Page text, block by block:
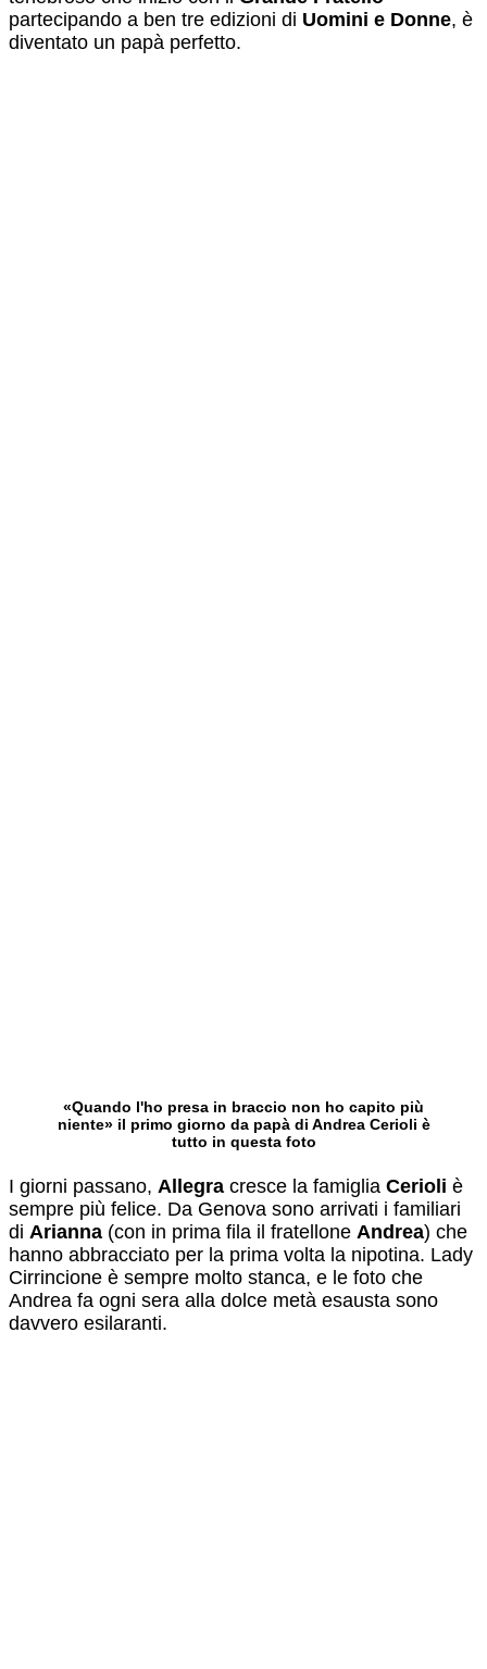
partecipando a ben tre edizioni di Uomini e Donne, è
diventato un papà perfetto.
«Quando l'ho presa in braccio non ho capito più
niente» il primo giorno da papà di Andrea Cerioli è
tutto in questa foto
I giorni passano, Allegra cresce la famiglia Cerioli è
sempre più felice. Da Genova sono arrivati i familiari
di Arianna (con in prima fila il fratellone Andrea) che
hanno abbracciato per la prima volta la nipotina. Lady
Cirrincione è sempre molto stanca, e le foto che
Andrea fa ogni sera alla dolce metà esausta sono
davvero esilaranti.